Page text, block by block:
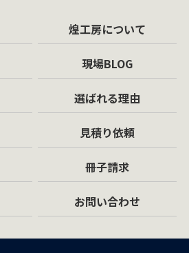
煌工房について
現場BLOG
選ばれる理由
見積り依頼
冊子請求
お問い合わせ